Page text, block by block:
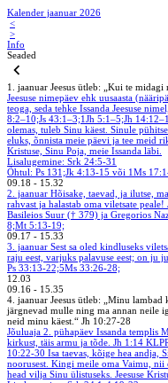
Kalender jaanuar 2026
<
>
Info
Seaded
1. jaanuar Jeesus ütleb: „Kui te
Jeesuse nimepäev ehk uusaasta
teoga, seda tehke Issanda Jeesuse
8:2–10;Js 43:1–3;1Jh 5:1–5;Jh
olemas, tuleb Sinu käest. Sinule
eluks, õnnista meie päevi ja tee meid
Kristuse, Sinu Poja, meie Issanda läbi.
Lisalugemine: Srk 24:5-31
Õhtul: Ps 131;Jk 4:13-15 või 1Ms
09.18 - 15.32
2. jaanuar Hõisake, taevad, ja ilutse,
rahvast ja halastab oma viletsate peale!
Basileios Suur († 379) ja Gregorios
8;Mt 5:13-19;
09.17 - 15.33
3. jaanuar Sest sa oled kindluseks
raju eest, varjuks palavuse eest; on ju
Ps 33:13-22;5Ms 33:26-28;
12.03
09.16 - 15.35
4. jaanuar Jeesus ütleb: „Minu
järgnevad mulle ning ma annan neile
neid minu käest.“ Jh 10:27-28
Jõuluaja 2. pühapäev Issanda templis
kirkust, täis armu ja tõde. Jh 1:14
10:22-30 Isa taevas, kõige hea andja,
noorusest. Kingi meile oma Vaimu, nii
head vilja Sinu ülistuseks. Jeesuse